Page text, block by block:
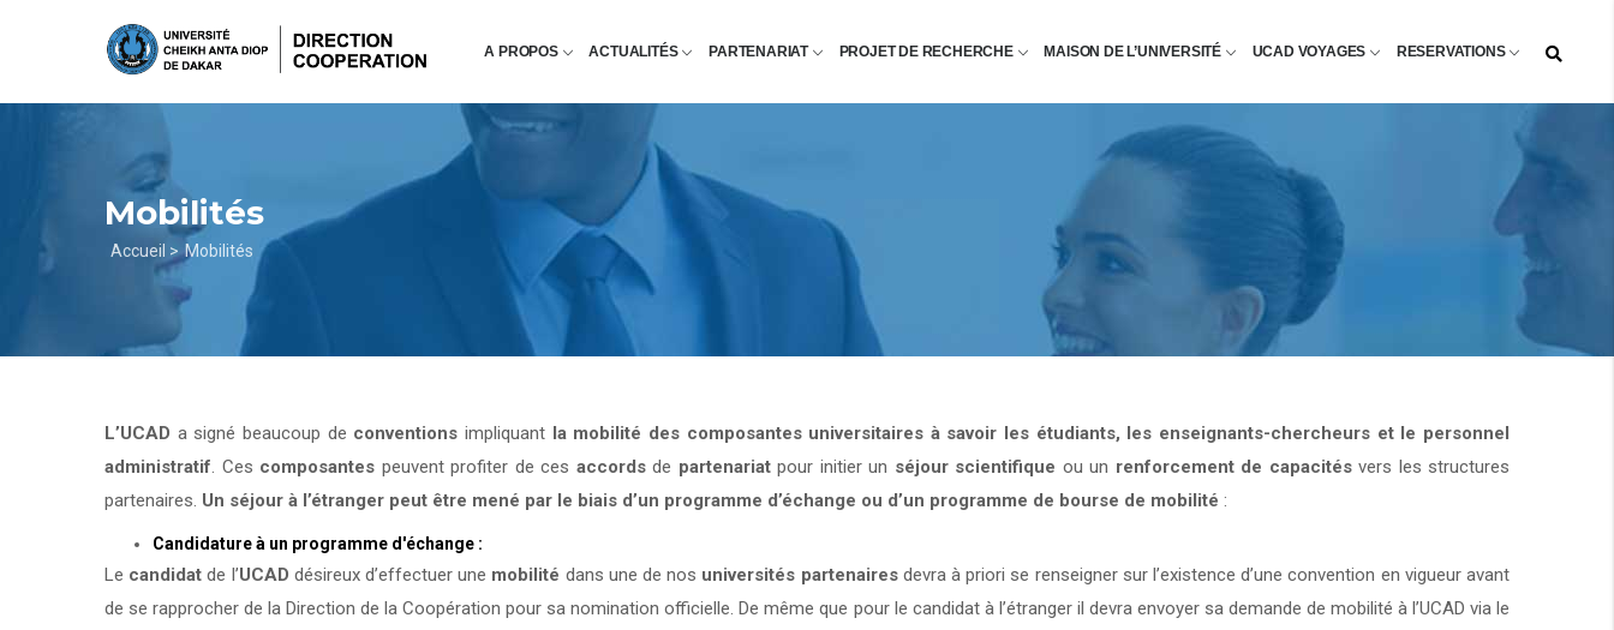
principal
A PROPOS ACTUALITÉS PARTENARIAT PROJET DE RECHERCHE MAISON DE L’UNIVERSITÉ UCAD VOYAGES RESERVATIONS
Mobilités
Fil
d'Ariane
Accueil > Mobilités
L’UCAD a signé beaucoup de conventions impliquant la mobilité des composantes universitaires à savoir les étudiants, les enseignants-chercheurs et le personnel
administratif. Ces composantes peuvent profiter de ces accordsde partenariatpour initier un séjour scientifique ou un renforcement de capacitésvers les structures
partenaires. Un séjour à l’étranger peut être mené par le biais d’un programme d’échange ou d’un programme de bourse de mobilité :
Candidature à un programme d'échange :
Le candidat de l’UCAD désireux d’effectuer une mobilité dans une de nos universités partenairesdevra à priori se renseigner sur l’existence d’une convention en vigueur avant
de se rapprocher de la Direction de la Coopération pour sa nomination officielle. De même que pour le candidat à l’étranger il devra envoyer sa demande de mobilité à l’UCAD via le